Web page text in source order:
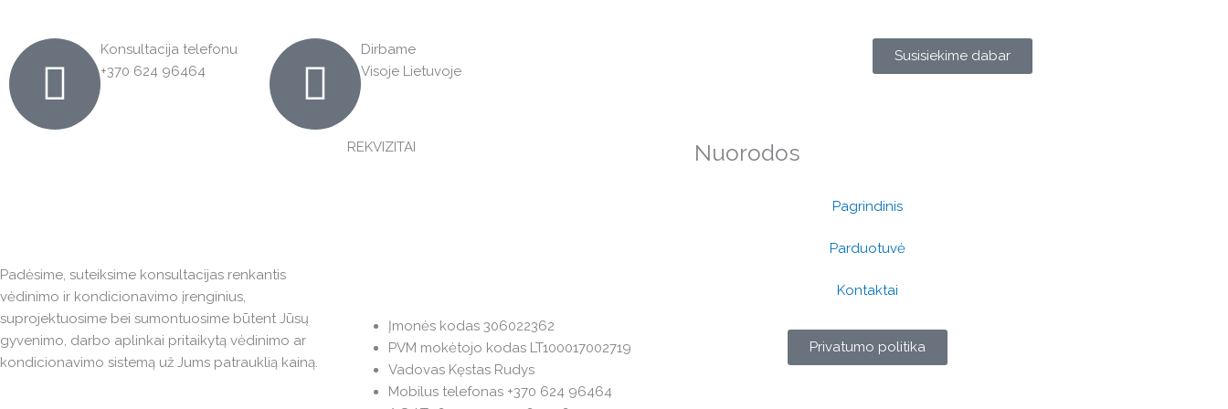
Konsultacija telefonu
+370 624 96464
Dirbame
Visoje Lietuvoje
Susisiekime dabar
Padėsime, suteiksime konsultacijas renkantis
vėdinimo ir kondicionavimo įrenginius,
suprojektuosime bei sumontuosime būtent Jūsų
gyvenimo, darbo aplinkai pritaikytą vėdinimo ar
kondicionavimo sistemą už Jums patrauklią kainą.
REKVIZITAI
Įmonės kodas 306022362
PVM mokėtojo kodas LT100017002719
Vadovas Kęstas Rudys
Mobilus telefonas +370 624 96464
Nuorodos
Pagrindinis
Parduotuvė
Kontaktai
Privatumo politika